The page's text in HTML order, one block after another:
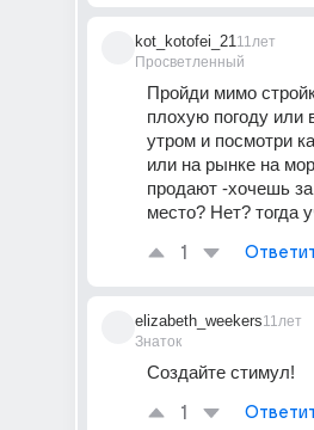
kot_kotofei_21
Просветленный
11лет
Пройди мимо
плохую погоду или
утром и посмотри
или на рынке на
продают -хочешь
место? Нет? тогда
1
elizabeth_weekers
Знаток
11лет
Создайте стимул!
1